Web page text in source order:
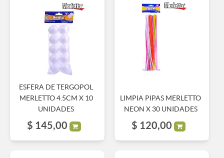
ESFERA DE TERGOPOL
MERLETTO 4.5CM X 10
UNIDADES
$ 145,00
LIMPIA PIPAS MERLETTO
NEON X 30 UNIDADES
$ 120,00